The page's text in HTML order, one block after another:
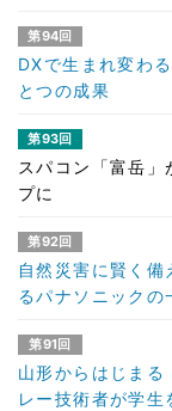
第94回
DXで生まれ変わ
とつの成果
第93回
スパコン「富岳」
プに
第92回
自然災害に賢く
るパナソニックの
第91回
山形からはじま
レー技術者が学生